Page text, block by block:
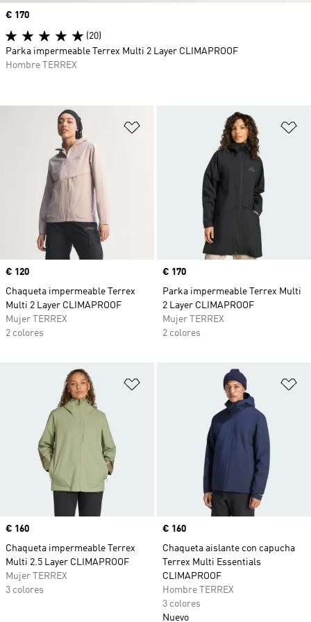
Añadir a la lista de deseos
Precio
€ 120
Chaqueta impermeable Terrex
Multi 2 Layer CLIMAPROOF
Mujer TERREX
2 colores
Precio
€ 170
Parka impermeable Terrex Multi
2 Layer CLIMAPROOF
Mujer TERREX
2 colores
Añadir a la lista de deseos
Precio
€ 160
Chaqueta impermeable Terrex
Multi 2.5 Layer CLIMAPROOF
Mujer TERREX
3 colores
Precio
€ 160
Chaqueta aislante con capucha
Terrex Multi Essentials
CLIMAPROOF
Hombre TERREX
3 colores
Nuevo
Precio
€ 170
(20)
Parka impermeable Terrex Multi 2 Layer CLIMAPROOF
Hombre TERREX